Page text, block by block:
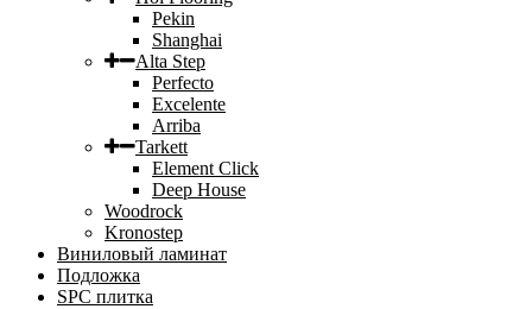
Pekin
Shanghai
Alta Step
Perfecto
Excelente
Arriba
Tarkett
Element Click
Deep House
Woodrock
Kronostep
Виниловый ламинат
Подложка
SPC плитка